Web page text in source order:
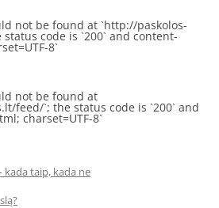
not be found at `http://paskolos-
code is `200` and content-
8`
not be found at
feed/`; the status code is `200` and
charset=UTF-8`
taip, kada ne